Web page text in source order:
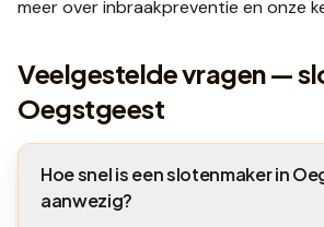
meer overinbraakpreventie en onze
Veelgestelde vragen —
Oegstgeest
Hoe snel is een slotenmaker in
aanwezig?